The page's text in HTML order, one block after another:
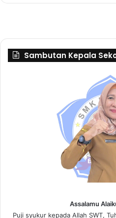
Sambutan Kepala
Assalamu
Puji syukur kepada Allah SWT,